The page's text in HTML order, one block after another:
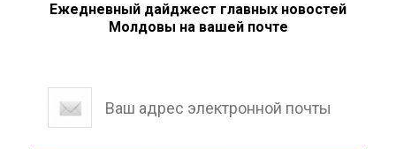
Ежедневный дайджест главных новостей
Молдовы на вашей почте